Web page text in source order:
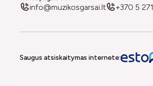
info@muzikosgarsai.lt +370 5
Saugus atsiskaitymas internete: